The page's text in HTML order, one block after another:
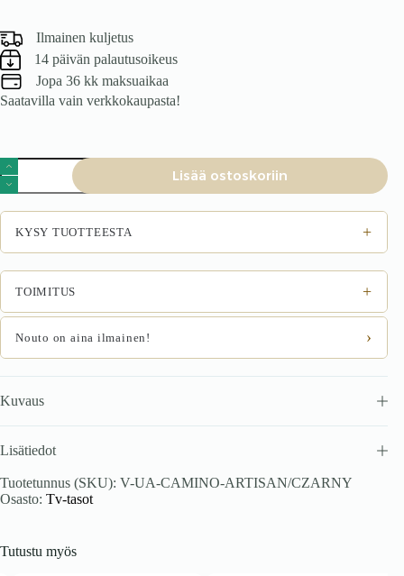
Ilmainen kuljetus
14 päivän palautusoikeus
Jopa 36 kk maksuaikaa
Saatavilla vain verkkokaupasta!
Nojatuoli
kalustesarja
ALTESSA
määrä
Lisää ostoskoriin
KYSY TUOTTEESTA +
TOIMITUS +
Nouto on aina ilmainen! ›
Kuvaus
Lisätiedot
Tuotetunnus (SKU): V-UA-CAMINO-ARTISAN/CZARNY
Osasto: Tv-tasot
Tutustu myös